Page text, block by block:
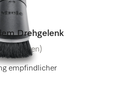
Drehgelenk
empfindlicher